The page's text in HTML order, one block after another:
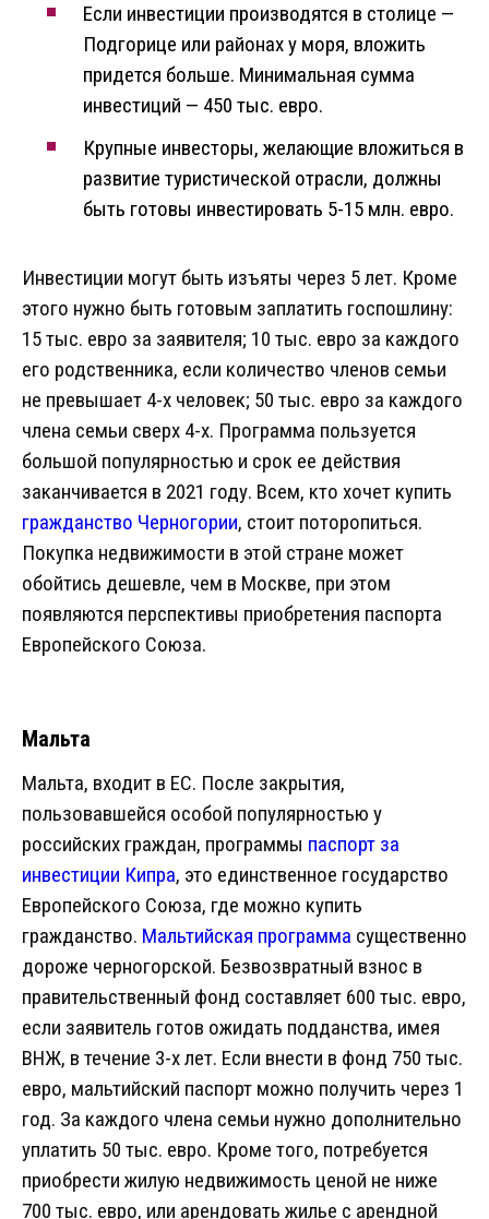
Если инвестиции производятся в столице —
Подгорице или районах у моря, вложить
придется больше. Минимальная сумма
инвестиций — 450 тыс. евро.
Крупные инвесторы, желающие вложиться в
развитие туристической отрасли, должны
быть готовы инвестировать 5-15 млн. евро.
Инвестиции могут быть изъяты через 5 лет. Кроме
этого нужно быть готовым заплатить госпошлину:
15 тыс. евро за заявителя; 10 тыс. евро за каждого
его родственника, если количество членов семьи
не превышает 4-х человек; 50 тыс. евро за каждого
члена семьи сверх 4-х. Программа пользуется
большой популярностью и срок ее действия
заканчивается в 2021 году. Всем, кто хочет купить
гражданство Черногории, стоит поторопиться.
Покупка недвижимости в этой стране может
обойтись дешевле, чем в Москве, при этом
появляются перспективы приобретения паспорта
Европейского Союза.
Мальта
Мальта, входит в ЕС. После закрытия,
пользовавшейся особой популярностью у
российских граждан, программы паспорт за
инвестиции Кипра, это единственное государство
Европейского Союза, где можно купить
гражданство. Мальтийская программа существенно
дороже черногорской. Безвозвратный взнос в
правительственный фонд составляет 600 тыс. евро,
если заявитель готов ожидать подданства, имея
ВНЖ, в течение 3-х лет. Если внести в фонд 750 тыс.
евро, мальтийский паспорт можно получить через 1
год. За каждого члена семьи нужно дополнительно
уплатить 50 тыс. евро. Кроме того, потребуется
приобрести жилую недвижимость ценой не ниже
700 тыс. евро, или арендовать жилье с арендной